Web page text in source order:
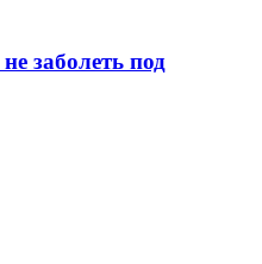
заболеть под